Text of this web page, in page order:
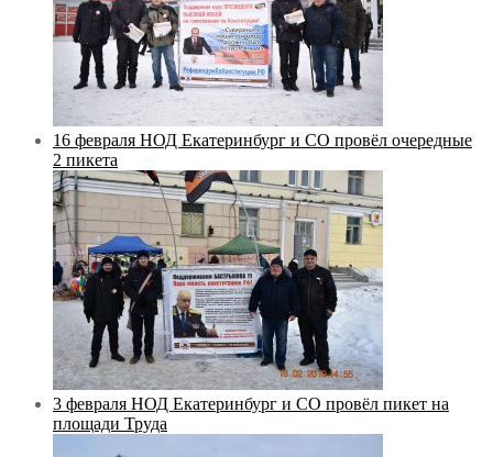
16 февраля НОД Екатеринбург и СО провёл очередные
2 пикета
3 февраля НОД Екатеринбург и СО провёл пикет на
площади Труда